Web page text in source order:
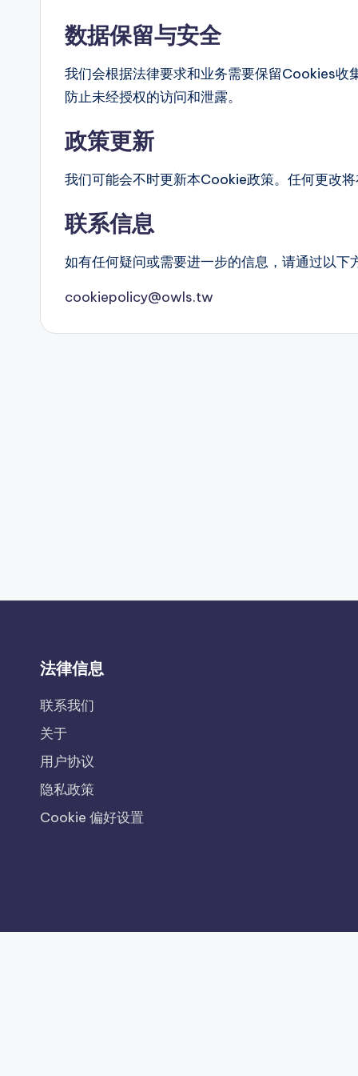
数据保留与安全
我们会根据法律要求和业务需要保留Cookies收
防止未经授权的访问和泄露。
政策更新
我们可能会不时更新本Cookie政策。任何更改
联系信息
如有任何疑问或需要进一步的信息，请通过以下
cookiepolicy@owls.tw
法律信息
联系我们
关于
用户协议
隐私政策
Cookie 偏好设置